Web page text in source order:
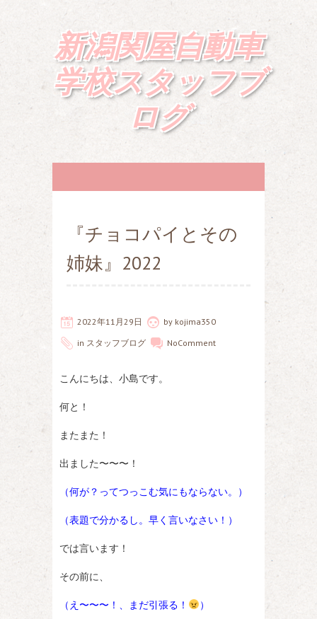
新潟関屋自動車
学校スタッフブ
ログ
『チョコパイとその
姉妹』2022
2022年11月29日 by kojima350
in スタッフブログ NoComment
こんにちは、小島です。
何と！
またまた！
出ました〜〜〜！
（何が？ってつっこむ気にもならない。）
（表題で分かるし。早く言いなさい！）
では言います！
その前に、
（え〜〜〜！、まだ引張る！ ）